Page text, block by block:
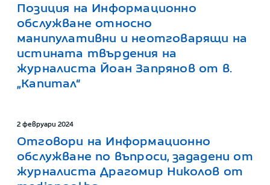
Позиция на Информационно
обслужване относно
манипулативни и неотговарящи на
истината твърдения на
журналиста Йоан Запрянов от в.
„Капитал“
2 февруари 2024
Отговори на Информационно
обслужване по въпроси, зададени от
журналиста Драгомир Николов от